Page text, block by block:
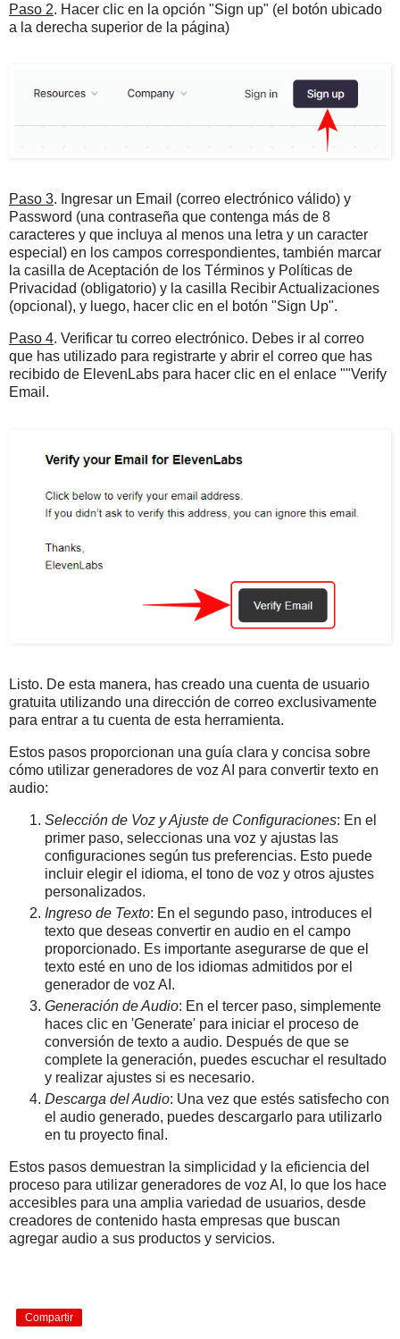
Paso 2. Hacer clic en la opción "Sign up" (el botón ubicado
a la derecha superior de la página)
Paso 3. Ingresar un Email (correo electrónico válido) y
Password (una contraseña que contenga más de 8
caracteres y que incluya al menos una letra y un caracter
especial) en los campos correspondientes, también marcar
la casilla de Aceptación de los Términos y Políticas de
Privacidad (obligatorio) y la casilla Recibir Actualizaciones
(opcional), y luego, hacer clic en el botón "Sign Up".
Paso 4. Verificar tu correo electrónico. Debes ir al correo
que has utilizado para registrarte y abrir el correo que has
recibido de ElevenLabs para hacer clic en el enlace ""Verify
Email.
Listo. De esta manera, has creado una cuenta de usuario
gratuita utilizando una dirección de correo exclusivamente
para entrar a tu cuenta de esta herramienta.
Estos pasos proporcionan una guía clara y concisa sobre
cómo utilizar generadores de voz AI para convertir texto en
audio:
Selección de Voz y Ajuste de Configuraciones: En el
primer paso, seleccionas una voz y ajustas las
configuraciones según tus preferencias. Esto puede
incluir elegir el idioma, el tono de voz y otros ajustes
personalizados.
Ingreso de Texto: En el segundo paso, introduces el
texto que deseas convertir en audio en el campo
proporcionado. Es importante asegurarse de que el
texto esté en uno de los idiomas admitidos por el
generador de voz AI.
Generación de Audio: En el tercer paso, simplemente
haces clic en 'Generate' para iniciar el proceso de
conversión de texto a audio. Después de que se
complete la generación, puedes escuchar el resultado
y realizar ajustes si es necesario.
Descarga del Audio: Una vez que estés satisfecho con
el audio generado, puedes descargarlo para utilizarlo
en tu proyecto final.
Estos pasos demuestran la simplicidad y la eficiencia del
proceso para utilizar generadores de voz AI, lo que los hace
accesibles para una amplia variedad de usuarios, desde
creadores de contenido hasta empresas que buscan
agregar audio a sus productos y servicios.
Compartir